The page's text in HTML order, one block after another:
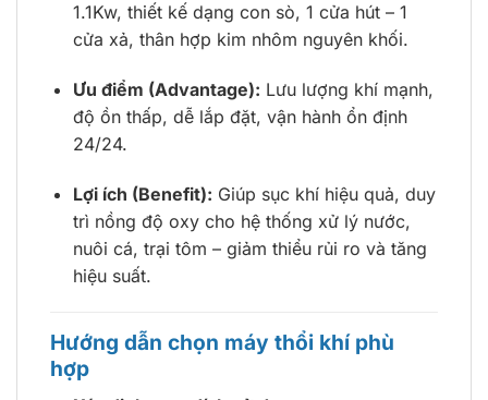
1.1Kw, thiết kế dạng con sò, 1 cửa hút – 1
cửa xả, thân hợp kim nhôm nguyên khối.
Ưu điểm (Advantage): Lưu lượng khí mạnh,
độ ồn thấp, dễ lắp đặt, vận hành ổn định
24/24.
Lợi ích (Benefit): Giúp sục khí hiệu quả, duy
trì nồng độ oxy cho hệ thống xử lý nước,
nuôi cá, trại tôm – giảm thiểu rủi ro và tăng
hiệu suất.
Hướng dẫn chọn máy thổi khí phù
hợp